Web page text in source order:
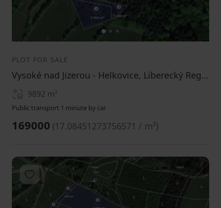
12 3
PLOT FOR SALE
Vysoké nad Jizerou - Helkovice, Liberecký Region
9892 m²
Public transport 1 minute by car
169000 (17.08451273756571 / m²)
Add to favorites